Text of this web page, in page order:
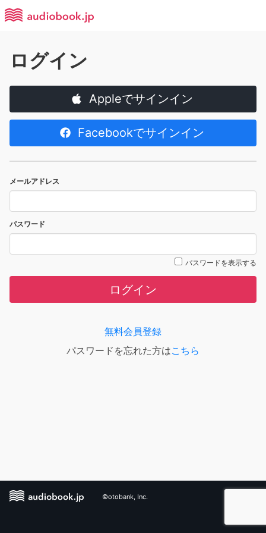
ログイン
Appleでサインイン
Facebookでサインイン
メールアドレス
パスワード
パスワードを表示する
ログイン
無料会員登録
パスワードを忘れた方はこちら
©otobank, Inc.